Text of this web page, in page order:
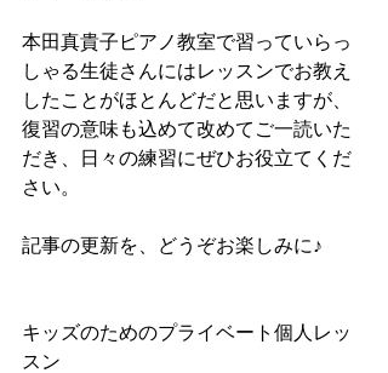
本田真貴子ピアノ教室で習っていらっ
しゃる生徒さんにはレッスンでお教え
したことがほとんどだと思いますが、
復習の意味も込めて改めてご一読いた
だき、日々の練習にぜひお役立てくだ
さい。
記事の更新を、どうぞお楽しみに♪
キッズのためのプライベート個人レッ
スン